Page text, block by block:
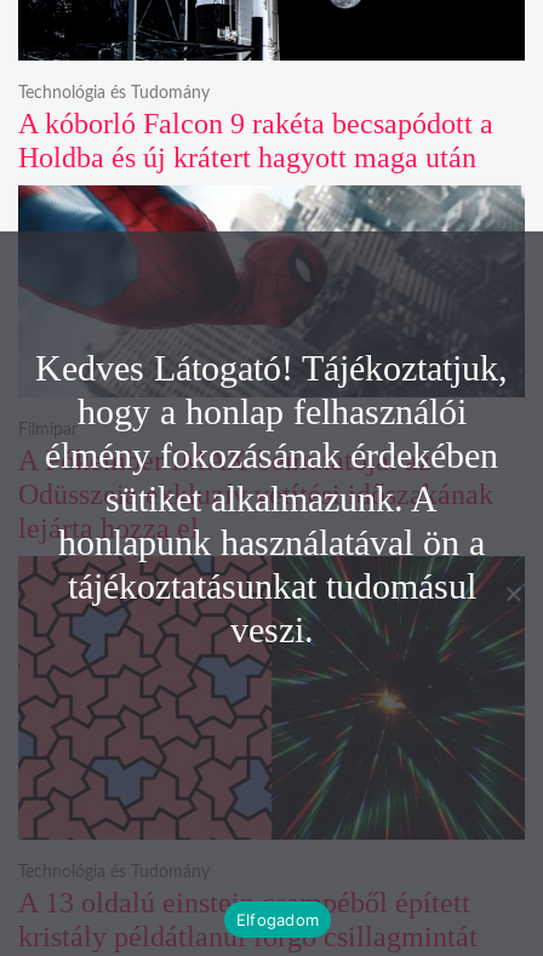
A kóborló Falcon 9 rakéta becsapódott a
Holdba és új krátert hagyott maga után
Technológia és Tudomány
A Pókember IMAX-bemutatóját az
Odüsszeia exkluzív vetítési időszakának
lejárta hozza el
Filmipar
A 13 oldalú einstein csempéből épített
kristály példátlanul forgó csillagmintát
Technológia és Tudomány
Kedves Látogató! Tájékoztatjuk,
hogy a honlap felhasználói
élmény fokozásának érdekében
sütiket alkalmazunk. A
honlapunk használatával ön a
tájékoztatásunkat tudomásul
veszi.
Elfogadom